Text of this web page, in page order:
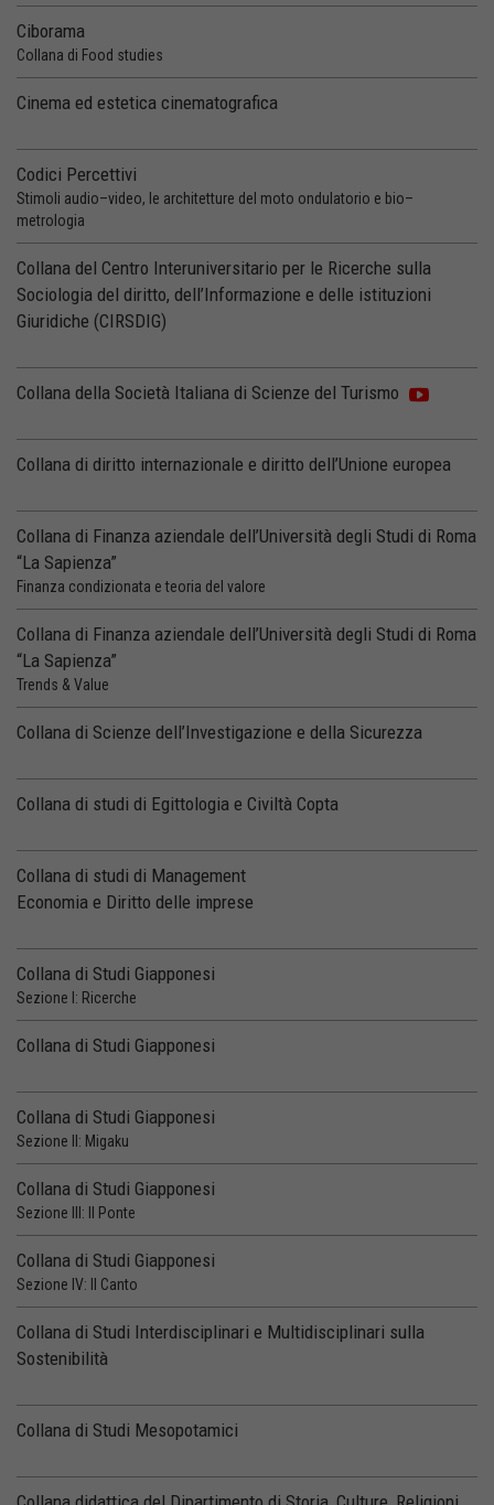
Ciborama
Collana di Food studies
Cinema ed estetica cinematografica
Codici Percettivi
Stimoli audio–video, le architetture del moto ondulatorio e bio–
metrologia
Collana del Centro Interuniversitario per le Ricerche sulla
Sociologia del diritto, dell’Informazione e delle istituzioni
Giuridiche (CIRSDIG)
Collana della Società Italiana di Scienze del Turismo
Collana di diritto internazionale e diritto dell’Unione europea
Collana di Finanza aziendale dell’Università degli Studi di Roma
“La Sapienza”
Finanza condizionata e teoria del valore
Collana di Finanza aziendale dell’Università degli Studi di Roma
“La Sapienza”
Trends & Value
Collana di Scienze dell’Investigazione e della Sicurezza
Collana di studi di Egittologia e Civiltà Copta
Collana di studi di Management
Economia e Diritto delle imprese
Collana di Studi Giapponesi
Sezione I: Ricerche
Collana di Studi Giapponesi
Collana di Studi Giapponesi
Sezione II: Migaku
Collana di Studi Giapponesi
Sezione III: Il Ponte
Collana di Studi Giapponesi
Sezione IV: Il Canto
Collana di Studi Interdisciplinari e Multidisciplinari sulla
Sostenibilità
Collana di Studi Mesopotamici